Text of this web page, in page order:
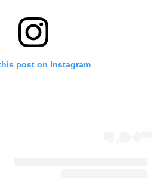
post on Instagram